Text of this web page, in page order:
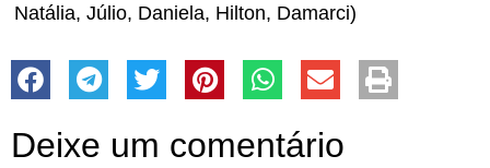
Natália, Júlio, Daniela, Hilton, Damarci)
Deixe um comentário